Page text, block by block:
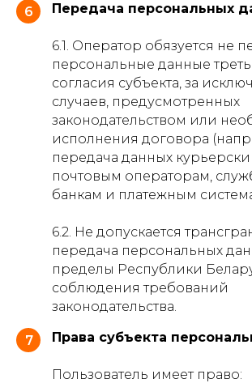
6 Передача персональных
6.1. Оператор обязуется не
персональные данные
согласия субъекта, за
случаев, предусмотренных
законодательством или
исполнения договора
передача данных
почтовым операторам,
банкам и платежным
6.2. Не допускается
передача персональных
пределы Республики
соблюдения требований
законодательства.
7 Права субъекта
Пользователь имеет право: